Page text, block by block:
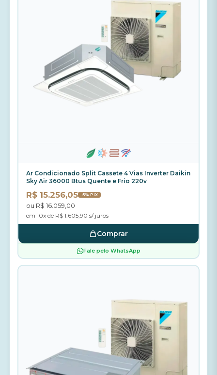
Ar Condicionado Split Cassete 4 Vias Inverter Daikin
Sky Air 36000 Btus Quente e Frio 220v
R$ 15.256,05 -5% PIX
ou R$ 16.059,00
em 10x de R$ 1.605,90 s/ juros
Comprar
Fale pelo WhatsApp